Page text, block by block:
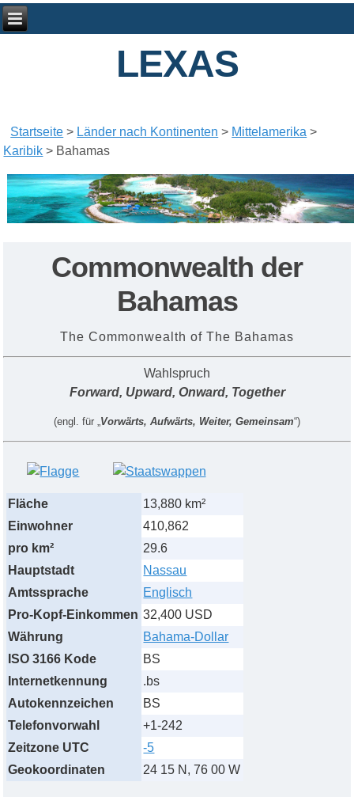
LEXAS
Startseite > Länder nach Kontinenten > Mittelamerika >
Karibik > Bahamas
Commonwealth der
Bahamas
The Commonwealth of The Bahamas
Wahlspruch
Forward, Upward, Onward, Together
(engl. für „ Vorwärts, Aufwärts, Weiter, Gemeinsam“)
Fläche
13,880 km²
Einwohner
410,862
pro km²
29.6
Hauptstadt
Nassau
Amtssprache
Englisch
Pro-Kopf-Einkommen 32,400 USD
Währung
Bahama-Dollar
ISO 3166 Kode
BS
Internetkennung
.bs
Autokennzeichen
BS
Telefonvorwahl
+1-242
Zeitzone UTC
-5
Geokoordinaten
24 15 N, 76 00 W